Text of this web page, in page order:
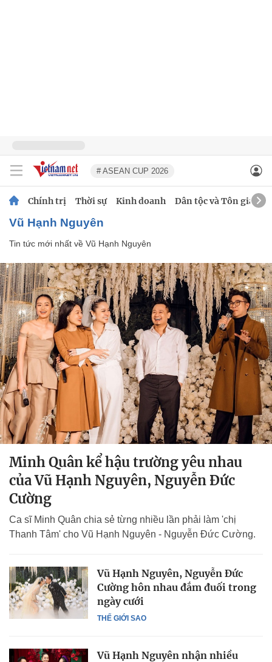
# ASEAN CUP 2026
Chính trị Thời sự Kinh doanh Dân tộc và Tôn giáo
Vũ Hạnh Nguyên
Tin tức mới nhất về Vũ Hạnh Nguyên
Minh Quân kể hậu trường yêu nhau
của Vũ Hạnh Nguyên, Nguyễn Đức
Cường
Ca sĩ Minh Quân chia sẻ từng nhiều lần phải làm 'chị
Thanh Tâm' cho Vũ Hạnh Nguyên - Nguyễn Đức Cường.
THẾ GIỚI SAO
Vũ Hạnh Nguyên, Nguyễn Đức
Cường hôn nhau đắm đuối trong
ngày cưới
Vũ Hạnh Nguyên nhận nhiều